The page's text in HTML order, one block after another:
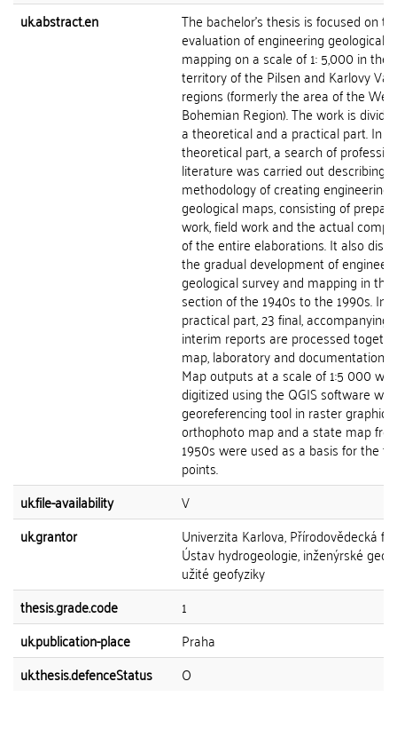
uk.abstract.en
The bachelor's thesis is focused on
evaluation of engineering geological
mapping on a scale of 1: 5,000 in the
territory of the Pilsen and Karlovy
regions (formerly the area of the
Bohemian Region). The work is
a theoretical and a practical part. In
theoretical part, a search of
literature was carried out describing
methodology of creating engineering
geological maps, consisting of
work, field work and the actual
of the entire elaborations. It also
the gradual development of
geological survey and mapping in the
section of the 1940s to the 1990s. In
practical part, 23 final, accompanying
interim reports are processed
map, laboratory and documentation
Map outputs at a scale of 1:5 000
digitized using the QGIS software
georeferencing tool in raster
orthophoto map and a state map
1950s were used as a basis for the
points.
uk.file-availability
V
uk.grantor
Univerzita Karlova, Přírodovědecká
Ústav hydrogeologie, inženýrské
užité geofyziky
thesis.grade.code
1
uk.publication-place
Praha
uk.thesis.defenceStatus
O